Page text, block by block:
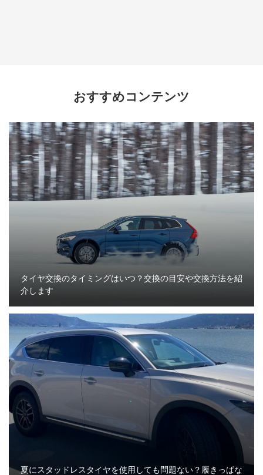
おすすめコンテンツ
タイヤ交換のタイミングはいつ？交換の目安や交換方法を紹
介します
夏にスタッドレスタイヤを使用しても問題ない？履きっぱな